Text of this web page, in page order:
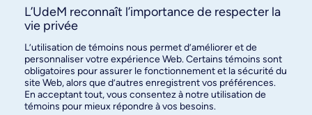
À propos / Nous joindre
L’UdeM reconnaît l’importance de respecter la
vie privée
L’utilisation de témoins nous permet d’améliorer et de
personnaliser votre expérience Web. Certains témoins sont
obligatoires pour assurer le fonctionnement et la sécurité du
site Web, alors que d’autres enregistrent vos préférences.
En acceptant tout, vous consentez à notre utilisation de
témoins pour mieux répondre à vos besoins.